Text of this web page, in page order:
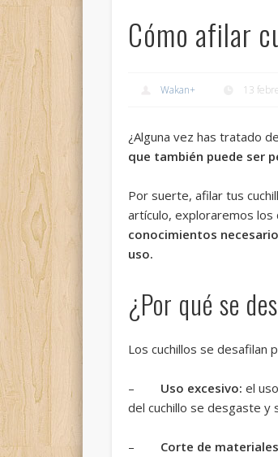
Cómo afilar
Wakan+ 13
¿Alguna vez has tratado
que también puede ser
Por suerte, afilar tus
artículo, exploraremos
conocimientos
uso.
¿Por qué se
Los cuchillos se desafilan
– Uso excesivo:el
del cuchillo se desgaste y
– Corte de